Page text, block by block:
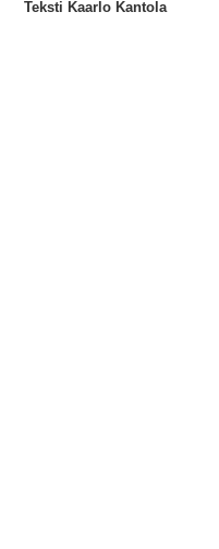
Teksti Kaarlo Kantola